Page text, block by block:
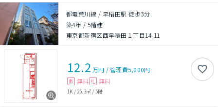
都電荒川線 / 早稲田駅 徒歩3分
築4年 / 5階建
東京都新宿区西早稲田１丁目14-11
12.2 万円 /管理費5,000円
敷 無料 礼 無料
1K / 25.3㎡ / 5階